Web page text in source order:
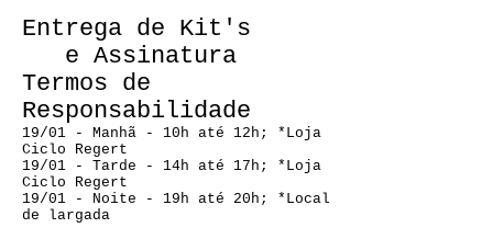
Entrega de Kit's
e Assinatura
Termos de
Responsabilidade
19/01 - Manhã - 10h até 12h; *Loja
Ciclo Regert
19/01 - Tarde - 14h até 17h; *Loja
Ciclo Regert
19/01 - Noite - 19h até 20h; *Local
de largada